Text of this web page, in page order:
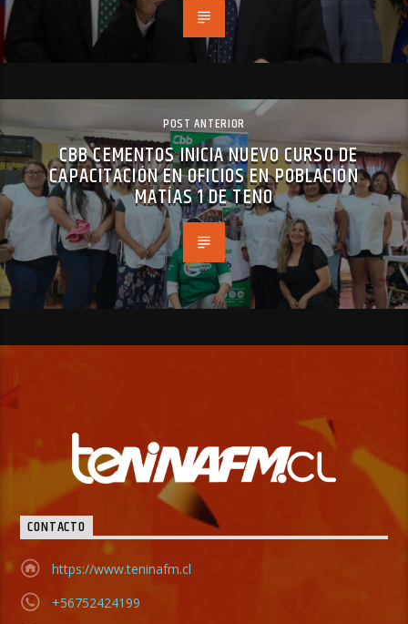
POST ANTERIOR
CBB CEMENTOS INICIA NUEVO CURSO DE
CAPACITACIÓN EN OFICIOS EN POBLACIÓN
MATÍAS 1 DE TENO
CONTACTO
https://www.teninafm.cl
+56752424199